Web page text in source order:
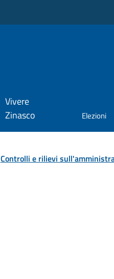
Vivere
Zinasco
Elezioni
Controlli e rilievi